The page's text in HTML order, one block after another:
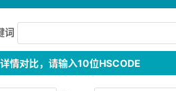
词
情对比，请输入10位HSCODE